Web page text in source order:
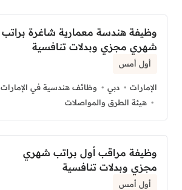
وظيفة هندسة معمارية شاغرة براتب
شهري مجزي وبدلات تنافسية
أول أمس
الإمارات دبي
وظائف هندسية في الإمارات
هيئة الطرق والمواصلات
وظيفة مراقب أول براتب شهري
مجزي وبدلات تنافسية
أول أمس